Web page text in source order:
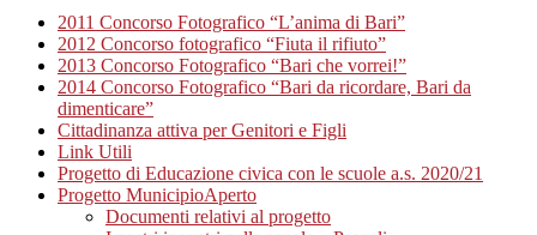
2011 Concorso Fotografico “L’anima di Bari”
2012 Concorso fotografico “Fiuta il rifiuto”
2013 Concorso Fotografico “Bari che vorrei!”
2014 Concorso Fotografico “Bari da ricordare, Bari da
dimenticare”
Cittadinanza attiva per Genitori e Figli
Link Utili
Progetto di Educazione civica con le scuole a.s. 2020/21
Progetto MunicipioAperto
Documenti relativi al progetto